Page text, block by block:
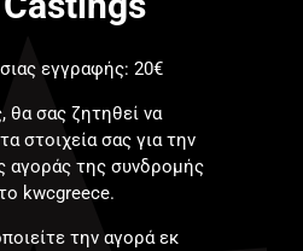
εγγραφής: 20€
σας ζητηθεί να
στοιχεία σας για την
αγοράς της συνδρομής
kwcgreece.
την αγορά εκ